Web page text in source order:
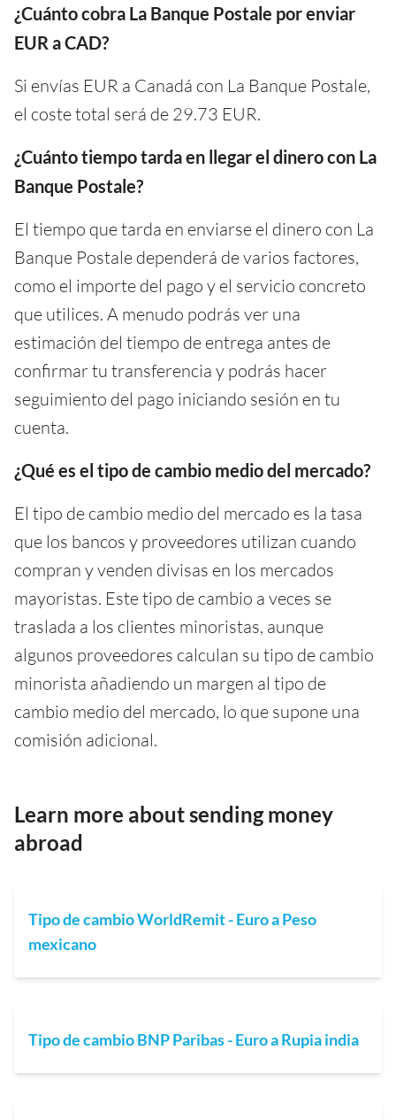
¿Cuánto cobra La Banque Postale por enviar
EUR a CAD?
Si envías EUR a Canadá con La Banque Postale,
el coste total será de 29.73 EUR.
¿Cuánto tiempo tarda en llegar el dinero con La
Banque Postale?
El tiempo que tarda en enviarse el dinero con La
Banque Postale dependerá de varios factores,
como el importe del pago y el servicio concreto
que utilices. A menudo podrás ver una
estimación del tiempo de entrega antes de
confirmar tu transferencia y podrás hacer
seguimiento del pago iniciando sesión en tu
cuenta.
¿Qué es el tipo de cambio medio del mercado?
El tipo de cambio medio del mercado es la tasa
que los bancos y proveedores utilizan cuando
compran y venden divisas en los mercados
mayoristas. Este tipo de cambio a veces se
traslada a los clientes minoristas, aunque
algunos proveedores calculan su tipo de cambio
minorista añadiendo un margen al tipo de
cambio medio del mercado, lo que supone una
comisión adicional.
Learn more about sending money
abroad
Tipo de cambio WorldRemit - Euro a Peso
mexicano
Tipo de cambio BNP Paribas - Euro a Rupia india